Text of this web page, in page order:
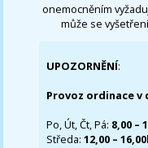
onemocněním
může se
UPOZORNĚNÍ:
Provoz ordinace
Po, Út, Čt, Pá: 8,00 –
Středa:12,00 –